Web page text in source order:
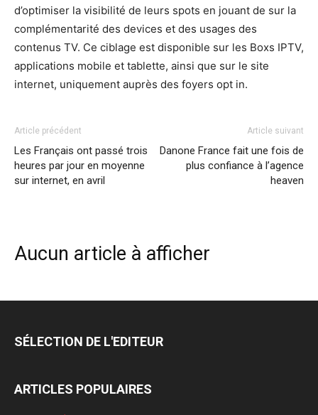
d’optimiser la visibilité de leurs spots en jouant de sur la
complémentarité des devices et des usages des
contenus TV. Ce ciblage est disponible sur les Boxs IPTV,
applications mobile et tablette, ainsi que sur le site
internet, uniquement auprès des foyers opt in.
Article précédent
Les Français ont passé trois
heures par jour en moyenne
sur internet, en avril
Article suivant
Danone France fait une fois de
plus confiance à l’agence
heaven
Aucun article à afficher
SÉLECTION DE L'EDITEUR
ARTICLES POPULAIRES